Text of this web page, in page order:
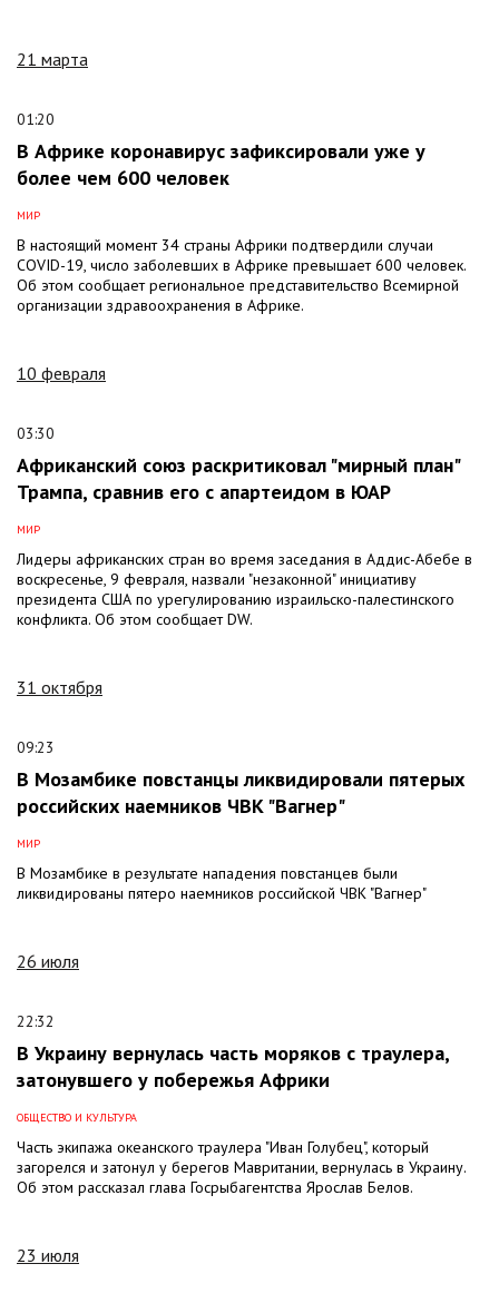
21 марта
01:20
В Африке коронавирус зафиксировали уже у
более чем 600 человек
МИР
В настоящий момент 34 страны Африки подтвердили случаи
COVID-19, число заболевших в Африке превышает 600 человек.
Об этом сообщает региональное представительство Всемирной
организации здравоохранения в Африке.
10 февраля
03:30
Африканский союз раскритиковал "мирный план"
Трампа, сравнив его с апартеидом в ЮАР
МИР
Лидеры африканских стран во время заседания в Аддис-Абебе в
воскресенье, 9 февраля, назвали "незаконной" инициативу
президента США по урегулированию израильско-палестинского
конфликта. Об этом сообщает DW.
31 октября
09:23
В Мозамбике повстанцы ликвидировали пятерых
российских наемников ЧВК "Вагнер"
МИР
В Мозамбике в результате нападения повстанцев были
ликвидированы пятеро наемников российской ЧВК "Вагнер"
26 июля
22:32
В Украину вернулась часть моряков с траулера,
затонувшего у побережья Африки
ОБЩЕСТВО И КУЛЬТУРА
Часть экипажа океанского траулера "Иван Голубец", который
загорелся и затонул у берегов Мавритании, вернулась в Украину.
Об этом рассказал глава Госрыбагентства Ярослав Белов.
23 июля